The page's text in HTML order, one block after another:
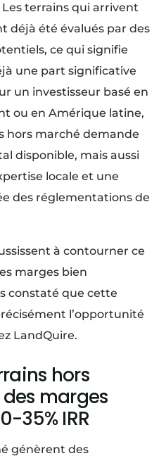
terrains qui arrivent
déjà été évalués par des
ce qui signifie
une part significative
un investisseur basé en
ou en Amérique latine,
hors marché demande
disponible, mais aussi
locale et une
des réglementations de
à contourner ce
marges bien
constaté que cette
l’opportunité
LandQuire.
hors
marges
35% IRR
génèrent des